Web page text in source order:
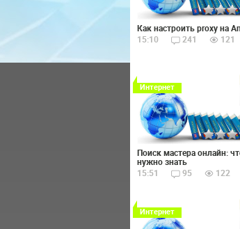
Как настроить proxy на
15:10
241 121
Интернет
Поиск мастера онлайн:
нужно знать
15:51
95 122
Интернет